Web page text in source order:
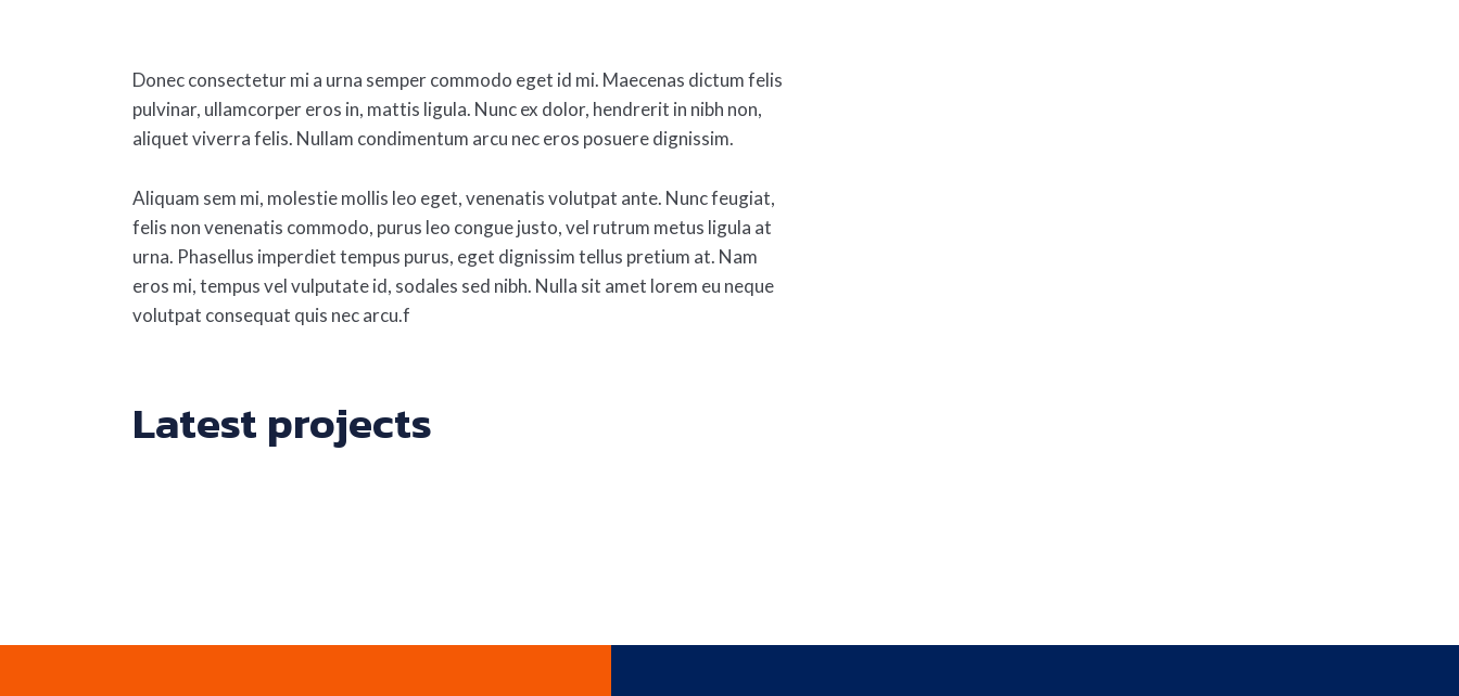
Donec consectetur mi a urna semper commodo eget id mi. Maecenas dictum felis
pulvinar, ullamcorper eros in, mattis ligula. Nunc ex dolor, hendrerit in nibh non,
aliquet viverra felis. Nullam condimentum arcu nec eros posuere dignissim.
Aliquam sem mi, molestie mollis leo eget, venenatis volutpat ante. Nunc feugiat,
felis non venenatis commodo, purus leo congue justo, vel rutrum metus ligula at
urna. Phasellus imperdiet tempus purus, eget dignissim tellus pretium at. Nam
eros mi, tempus vel vulputate id, sodales sed nibh. Nulla sit amet lorem eu neque
volutpat consequat quis nec arcu.f
Latest projects